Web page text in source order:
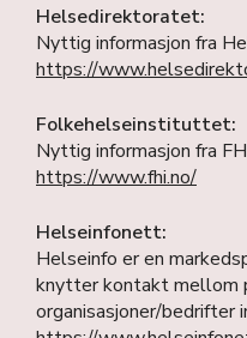
Helsedirektoratet:
Nyttig informasjon fra
https://
Folkehelseinstituttet:
Nyttig informasjon fra
https://www.fhi.no/
Helseinfonett:
Helseinfo er en
knytter kontakt mellom
organisasjoner/bedrifter